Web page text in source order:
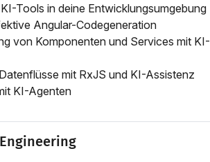
Tools in deine Entwicklungsumgebung
Angular-Codegeneration
von Komponenten und Services mit KI-
mit RxJS und KI-Assistenz
KI-Agenten